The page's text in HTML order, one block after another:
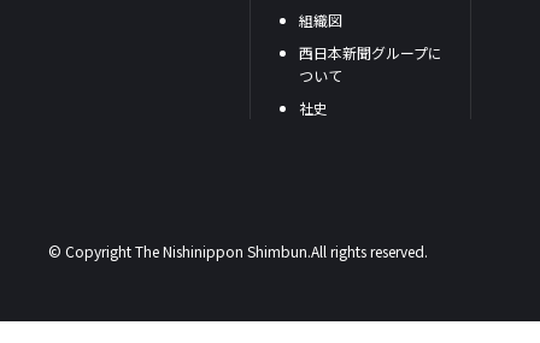
組織図
西日本新聞グループに
ついて
社史
© Copyright The Nishinippon Shimbun.All rights reserved.